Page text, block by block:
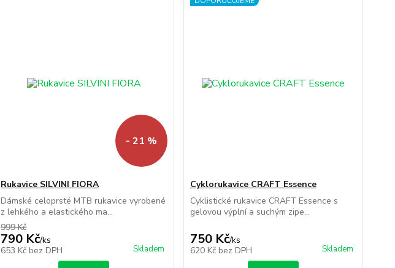
- 21 %
Rukavice SILVINI FIORA
Dámské celoprsté MTB rukavice vyrobené
z lehkého a elastického ma...
999 Kč
790 Kč/ks
653 Kč bez DPH Skladem
Cyklorukavice CRAFT Essence
Cyklistické rukavice CRAFT Essence s
gelovou výplní a suchým zipe...
750 Kč/ks
620 Kč bez DPH Skladem